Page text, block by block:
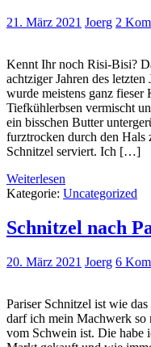
21. März 2021 Joerg 2
Kennt Ihr noch Risi-Bisi?
achtziger Jahren des
wurde meistens ganz
Tiefkühlerbsen vermischt
ein bisschen Butter
furztrocken durch den Hals
Schnitzel serviert. Ich […]
Weiterlesen
Kategorie: Uncategorized
Schnitzel nach
20. März 2021 Joerg 6
Pariser Schnitzel ist wie
darf ich mein Machwerk so
vom Schwein ist. Die habe